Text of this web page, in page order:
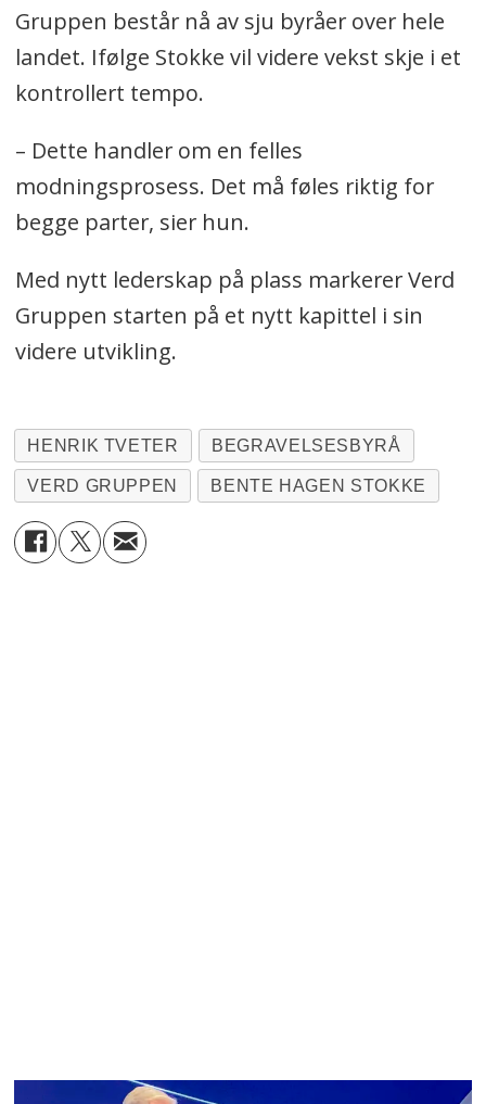
Gruppen består nå av sju byråer over hele
landet. Ifølge Stokke vil videre vekst skje i et
kontrollert tempo.
– Dette handler om en felles
modningsprosess. Det må føles riktig for
begge parter, sier hun.
Med nytt lederskap på plass markerer Verd
Gruppen starten på et nytt kapittel i sin
videre utvikling.
HENRIK TVETER BEGRAVELSESBYRÅ
VERD GRUPPEN BENTE HAGEN STOKKE